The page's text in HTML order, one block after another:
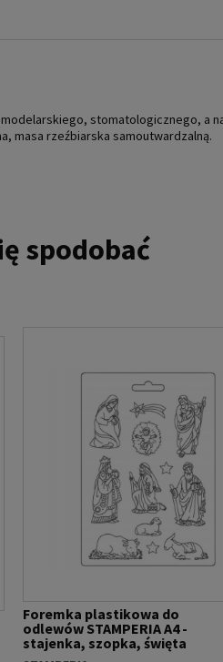
stomatologicznego, a
masa rzeźbiarska samoutwardzalną.
spodobać
Foremka plastikowa do
odlewów STAMPERIA A4 -
stajenka, szopka, święta
(K3PTA451)